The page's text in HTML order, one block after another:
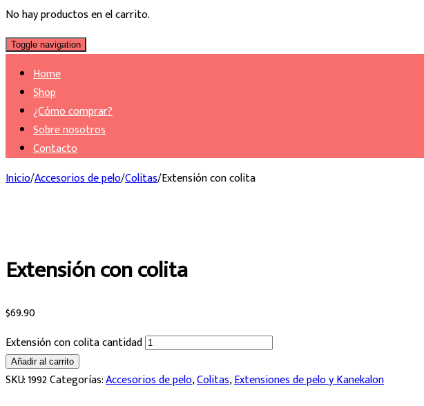
No hay productos en el carrito.
Toggle navigation
Home
Shop
¿Cómo comprar?
Sobre nosotros
Contacto
Inicio/Accesorios de pelo/Colitas/Extensión con colita
Extensión con colita
$69.90
Extensión con colita cantidad
Añadir al carrito
SKU:1992Categorías:Accesorios de pelo,Colitas,Extensiones de pelo y Kanekalon